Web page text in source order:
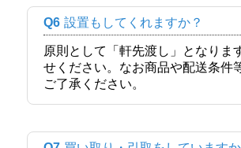
Q6 設置もしてくれますか？
原則として「軒先渡し」となりま
せください。なお商品や配送条件
ご了承ください。